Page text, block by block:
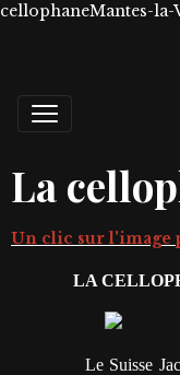
cellophaneMantes-la-
La
Un clic sur l'image
LA
Le Suisse